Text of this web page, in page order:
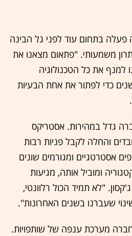
בתחום עוד לפני גל הבינה
משמעותי. "פתאום מצאנו את
למנף את כל הטכנולוגיה
כדי לפתור את אחת הבעיות
גדל במהירות. אסטריקס
ליותר מ-100 עובדים והחלה לקבל פניות רבות
אסטרטגיים ומגורמים שונים
ומוביל אותה, מגיעות
"לא תמיד הכול רלוונטי,
שעברנו בשנים האחרונות".
מערכת ענפה של שותפויות.